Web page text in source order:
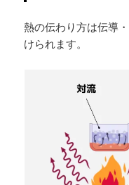
熱の伝わり方は伝導
けられます。